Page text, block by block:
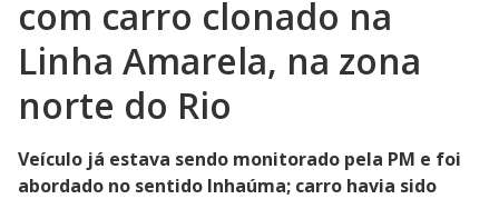
com carro clonado na
Linha Amarela, na zona
norte do Rio
Veículo já estava sendo monitorado pela PM e foi
abordado no sentido Inhaúma; carro havia sido